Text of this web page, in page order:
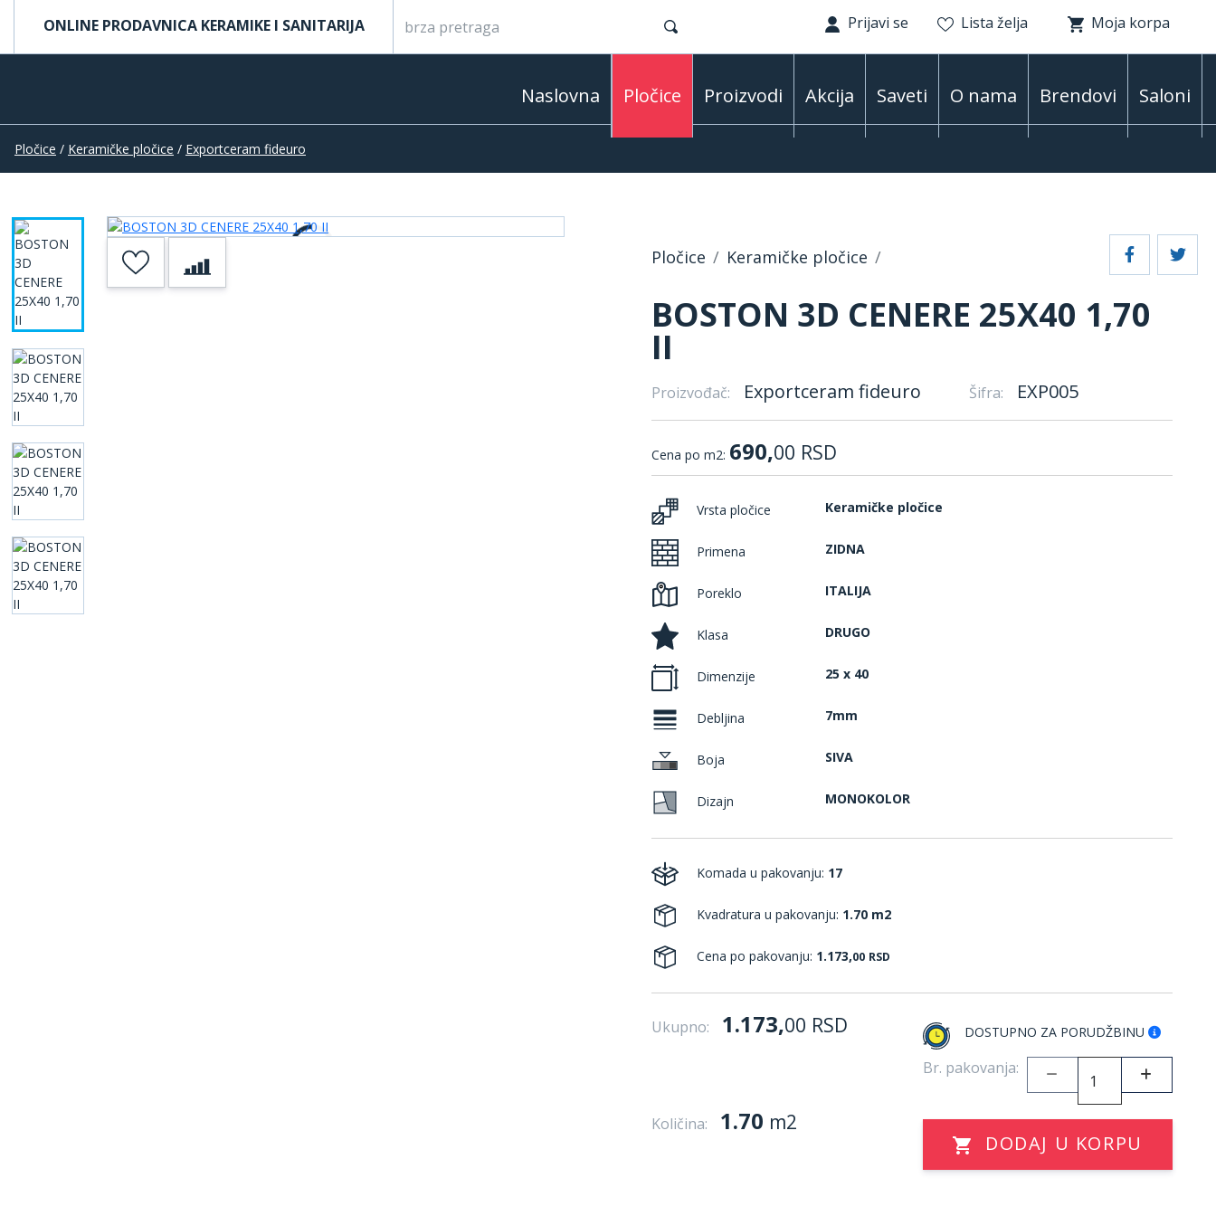
ONLINE PRODAVNICA KERAMIKE I SANITARIJA Prijavi se Lista želja Moja korpa
Naslovna Pločice Proizvodi Akcija Saveti O nama Brendovi Saloni
Pločice / Keramičke pločice / Exportceram fideuro
Pločice Keramičke pločice
BOSTON 3D CENERE 25X40 1,70
II
Proizvođač: Exportceram fideuro Šifra: EXP005
Cena po m2: 690,00 RSD
Vrsta pločice Keramičke pločice
Primena ZIDNA
Poreklo ITALIJA
Klasa DRUGO
Dimenzije 25 x 40
Debljina 7mm
Boja SIVA
Dizajn MONOKOLOR
Komada u pakovanju: 17
Kvadratura u pakovanju: 1.70 m2
Cena po pakovanju: 1.173,00 RSD
Ukupno: 1.173,00 RSD DOSTUPNO ZA PORUDŽBINU
Br. pakovanja:
Količina: 1.70 m2
DODAJ U KORPU